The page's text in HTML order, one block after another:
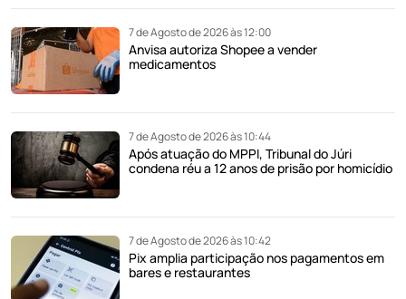
7 de Agosto de 2026 às 12:00
Anvisa autoriza Shopee a vender
medicamentos
7 de Agosto de 2026 às 10:44
Após atuação do MPPI, Tribunal do Júri
condena réu a 12 anos de prisão por homicídio
7 de Agosto de 2026 às 10:42
Pix amplia participação nos pagamentos em
bares e restaurantes